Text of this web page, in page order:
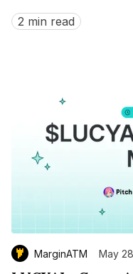
$ZETA diễn ra từ 8
2 min read
MarginATM May